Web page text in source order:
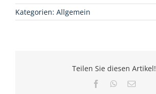
Kategorien: Allgemein
Teilen Sie diesen Artikel!
FacebookWhatsApp
E-